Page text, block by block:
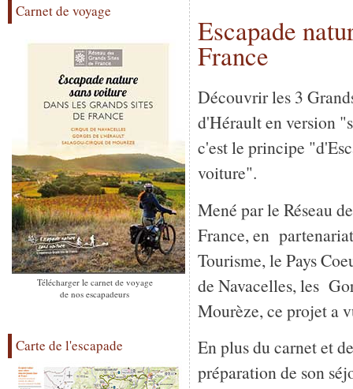
Carnet de voyage
Télécharger le carnet de voyage
de nos escapadeurs
Carte de l'escapade
Escapade
France
Découvrir les 3
d'Hérault en version
c'est le principe
voiture".
Mené par le Réseau
France, en
Tourisme, le Pays
de Navacelles, les
Mourèze, ce projet a
En plus du carnet et
préparation de son